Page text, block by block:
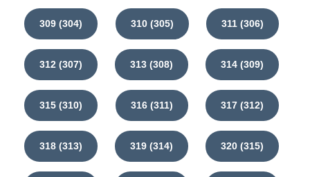
309 (304) 310 (305) 311 (306)
312 (307) 313 (308) 314 (309)
315 (310) 316 (311) 317 (312)
318 (313) 319 (314) 320 (315)